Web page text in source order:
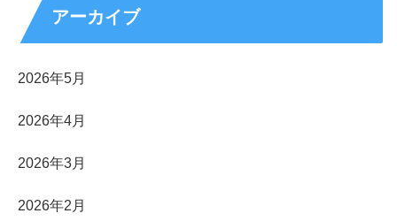
アーカイブ
2026年5月
2026年4月
2026年3月
2026年2月